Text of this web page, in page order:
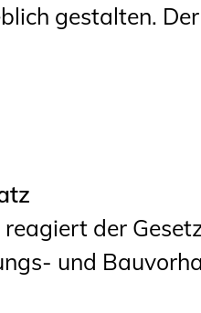
gestalten. Der
der
und